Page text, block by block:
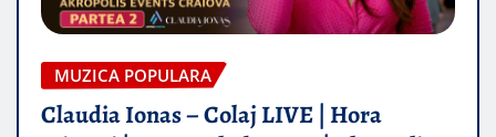
MUZICA POPULARA
Claudia Ionas – Colaj LIVE | Hora